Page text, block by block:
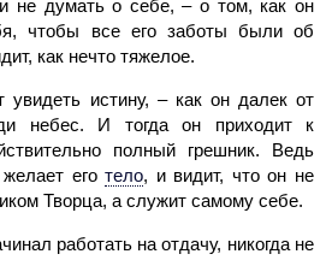
не думать о себе, – о том, как он
чтобы все его заботы были об
как нечто тяжелое.
увидеть истину, – как он далек от
небес. И тогда он приходит к
полный грешник. Ведь
его тело, и видит, что он не
Творца, а служит самому себе.
работать на отдачу, никогда не